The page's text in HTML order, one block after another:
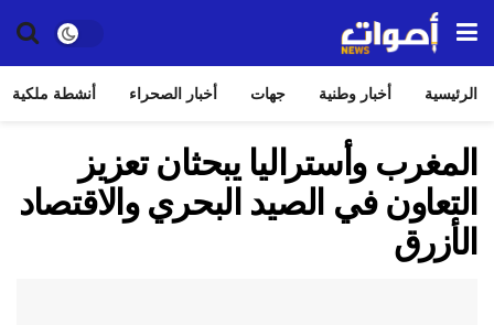
الرئيسية أخبار وطنية جهات أخبار الصحراء أنشطة ملكية
المغرب وأستراليا يبحثان تعزيز
التعاون في الصيد البحري والاقتصاد
الأزرق